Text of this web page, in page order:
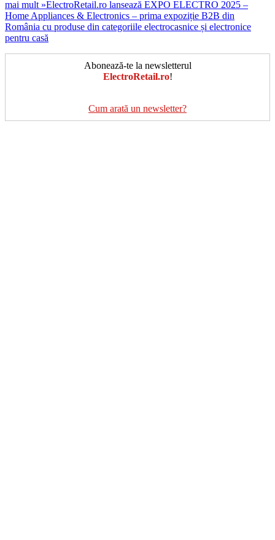
mai mult »ElectroRetail.ro lansează EXPO ELECTRO 2025 –
Home Appliances & Electronics – prima expoziție B2B din
România cu produse din categoriile electrocasnice și electronice
pentru casă
Abonează-te la newsletterul
ElectroRetail.ro!
Cum arată un newsletter?